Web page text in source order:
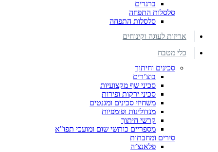
ברנרים
סלסלות התפחה
סלסלות התפחה
אריזות לעוגה וקינוחים
כלי מטבח
סכינים וחיתוך
בוצ’רים
סכיני שף מקצועיות
סכיני ירקות ופירות
משחיזי סכינים ומגנטים
מנדולינות ופומפיות
קרשי חיתוך
מספריים כותשי שום ומועכי תפו"א
סירים ומחבתות
פלאנצ’ה